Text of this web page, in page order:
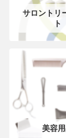
サロントリ
ト
美容